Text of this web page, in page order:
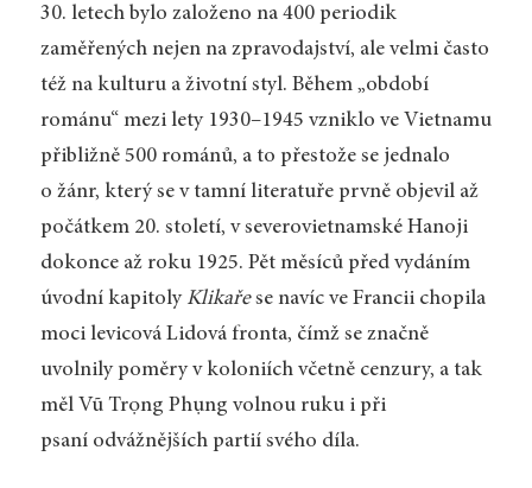
30. letech bylo založeno na 400 periodik
zaměřených nejen na zpravodajství, ale velmi často
též na kulturu a životní styl. Během „období
románu“ mezi lety 1930–1945 vzniklo ve Vietnamu
přibližně 500 románů, a to přestože se jednalo
o žánr, který se v tamní literatuře prvně objevil až
počátkem 20. století, v severovietnamské Hanoji
dokonce až roku 1925. Pět měsíců před vydáním
úvodní kapitoly Klikařese navíc ve Francii chopila
moci levicová Lidová fronta, čímž se značně
uvolnily poměry v koloniích včetně cenzury, a tak
měl Vũ Trọng Phụng volnou ruku i při
psaní odvážnějších partií svého díla.